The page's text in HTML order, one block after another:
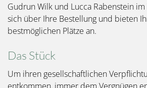
Gudrun Wilk und Lucca Rabenstein
sich über Ihre Bestellung und bieten
bestmöglichen Plätze an.
Das Stück
Um ihren gesellschaftlichen
entkommen, immer dem Vergnügen